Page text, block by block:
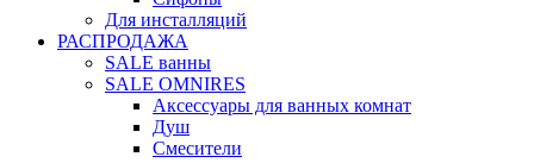
Для инсталляций
РАСПРОДАЖА
SALE ванны
SALE OMNIRES
Аксессуары для ванных комнат
Душ
Смесители